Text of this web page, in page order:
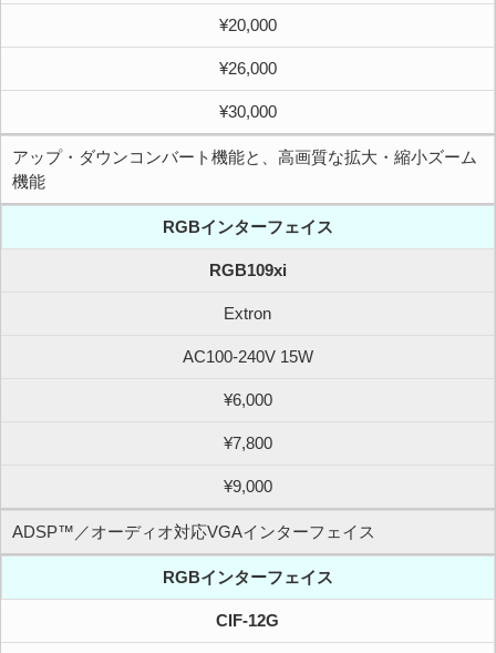
¥20,000
¥26,000
¥30,000
アップ・ダウンコンバート機能と、高画質な拡大・縮小ズーム
機能
RGBインターフェイス
RGB109xi
Extron
AC100-240V 15W
¥6,000
¥7,800
¥9,000
ADSP™／オーディオ対応VGAインターフェイス
RGBインターフェイス
CIF-12G